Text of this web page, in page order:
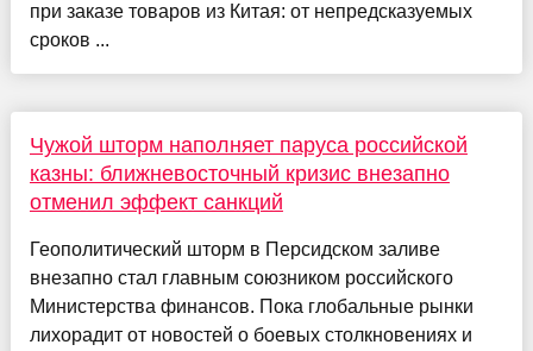
при заказе товаров из Китая: от непредсказуемых
сроков ...
Чужой шторм наполняет паруса российской
казны: ближневосточный кризис внезапно
отменил эффект санкций
Геополитический шторм в Персидском заливе
внезапно стал главным союзником российского
Министерства финансов. Пока глобальные рынки
лихорадит от новостей о боевых столкновениях и